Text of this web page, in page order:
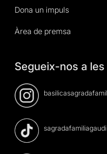
Dona un impuls
Àrea de premsa
Segueix-nos a les
sagradafamiliagaudi